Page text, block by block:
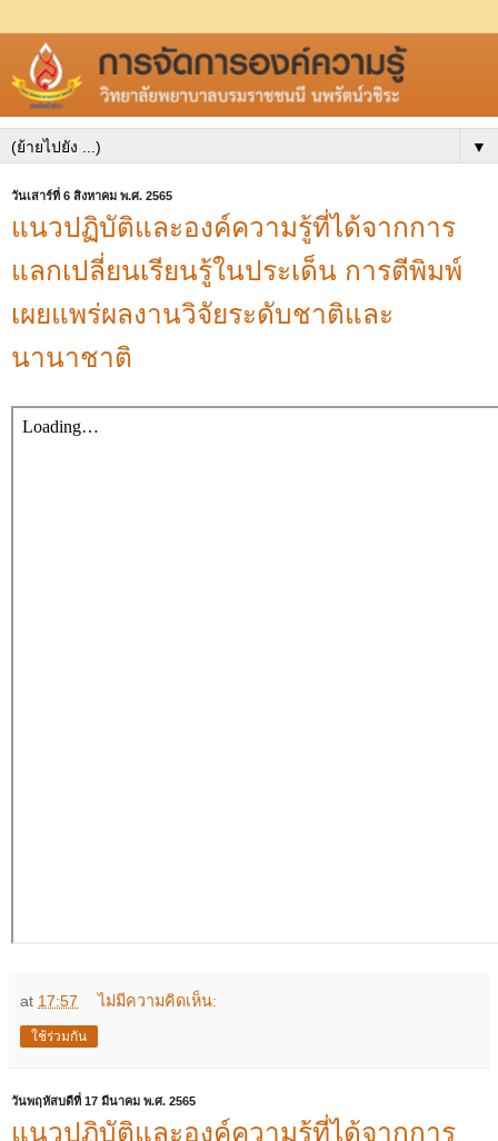
▼
วันเสาร์ที่ 6 สิงหาคม พ.ศ. 2565
แนวปฏิบัติและองค์ความรู้ที่ได้จากการ
แลกเปลี่ยนเรียนรู้ในประเด็น การตีพิมพ์
เผยแพร่ผลงานวิจัยระดับชาติและ
นานาชาติ
at 17:57 ไม่มีความคิดเห็น:
ใช้ร่วมกัน
วันพฤหัสบดีที่ 17 มีนาคม พ.ศ. 2565
แนวปฏิบัติและองค์ความรู้ที่ได้จากการ